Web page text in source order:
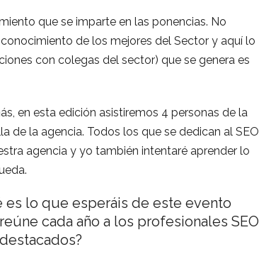
que se imparte en las ponencias. No
de los mejores del Sector y aquí lo
con colegas del sector) que se genera es
en esta edición asistiremos 4 personas de la
de la agencia. Todos los que se dedican al SEO
agencia y yo también intentaré aprender lo
es lo que esperáis de este evento
cada año a los profesionales SEO